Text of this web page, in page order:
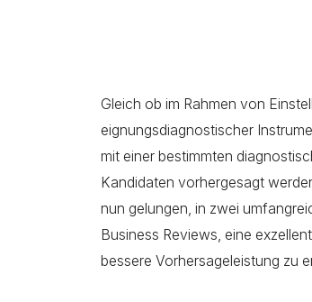
Gleich ob im Rahmen von
eignungsdiagnostischer
mit einer bestimmten
Kandidaten vorhergesagt
nun gelungen, in zwei
Business Reviews, eine
bessere Vorhersageleistung zu